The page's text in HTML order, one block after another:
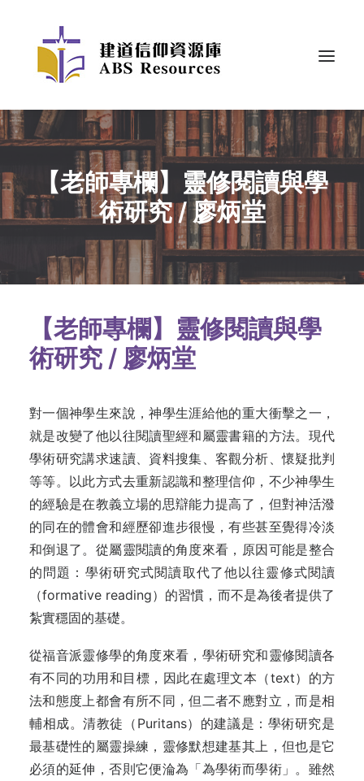
【老師專欄】靈修閱讀與學
術研究 / 廖炳堂
【老師專欄】靈修閱讀與學
術研究 / 廖炳堂
對一個神學生來說，神學生涯給他的重大衝擊之一，
就是改變了他以往閱讀聖經和屬靈書籍的方法。現代
學術研究講求速讀、資料搜集、客觀分析、懷疑批判
等等。以此方式去重新認識和整理信仰，不少神學生
的經驗是在教義立場的思辯能力提高了，但對神活潑
的同在的體會和經歷卻進步很慢，有些甚至覺得冷淡
和倒退了。從屬靈閱讀的角度來看，原因可能是整合
的問題：學術研究式閱讀取代了他以往靈修式閱讀
（formative reading）的習慣，而不是為後者提供了
紮實穩固的基礎。
從福音派靈修學的角度來看，學術研究和靈修閱讀各
有不同的功用和目標，因此在處理文本（text）的方
法和態度上都會有所不同，但二者不應對立，而是相
輔相成。清教徒（Puritans）的建議是：學術研究是
最基礎性的屬靈操練，靈修默想建基其上，但也是它
必須的延伸，否則它便淪為「為學術而學術」。雖然